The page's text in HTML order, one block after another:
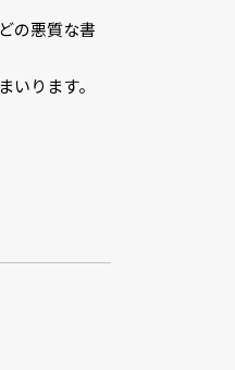
の悪質な書
いります。